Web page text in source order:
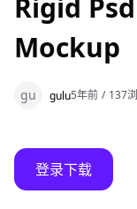
Rigid
Mockup
gu gulu5年前 / 137
登录下载